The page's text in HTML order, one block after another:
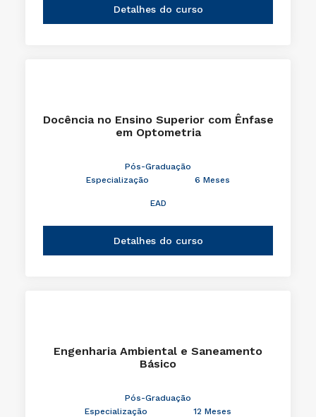
Detalhes do curso
Docência no Ensino Superior com Ênfase
em Optometria
Pós-Graduação
Especialização
6 Meses
EAD
Detalhes do curso
Engenharia Ambiental e Saneamento
Básico
Pós-Graduação
Especialização
12 Meses